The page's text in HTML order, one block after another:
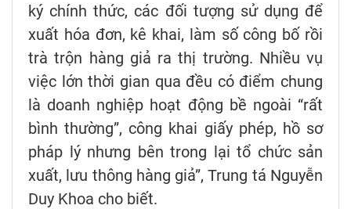
ký chính thức, các đối tượng sử dụng để
xuất hóa đơn, kê khai, làm số công bố rồi
trà trộn hàng giả ra thị trường. Nhiều vụ
việc lớn thời gian qua đều có điểm chung
là doanh nghiệp hoạt động bề ngoài “rất
bình thường”, công khai giấy phép, hồ sơ
pháp lý nhưng bên trong lại tổ chức sản
xuất, lưu thông hàng giả”, Trung tá Nguyễn
Duy Khoa cho biết.